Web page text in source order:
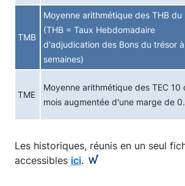
TMB
Moyenne arithmétique des THB du
(THB = Taux Hebdomadaire
d'adjudication des Bons du trésor
semaines)
TME
Moyenne arithmétique des TEC 10
mois augmentée d'une marge de
Les historiques, réunis en un seul
accessibles ici.